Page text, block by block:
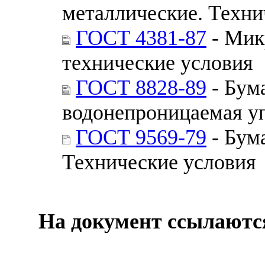
металлические.
ГОСТ 4381-87 -
технические условия
ГОСТ 8828-89 -
водонепроницаемая
ГОСТ 9569-79 -
Технические условия
На документ